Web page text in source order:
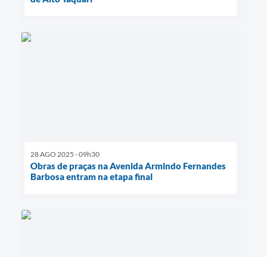
28 AGO 2025 - 09h30
Obras de praças na Avenida Armindo Fernandes
Barbosa entram na etapa final